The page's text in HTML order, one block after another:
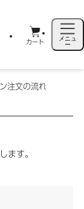
カート
メニュ
ー
注文の流れ
ます。